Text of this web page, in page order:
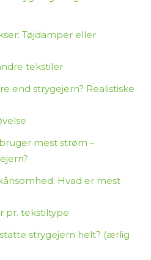
Tøjdamper eller
tekstiler
end strygejern? Realistiske
mest strøm –
Hvad er mest
pr. tekstiltype
strygejern helt? (ærlig